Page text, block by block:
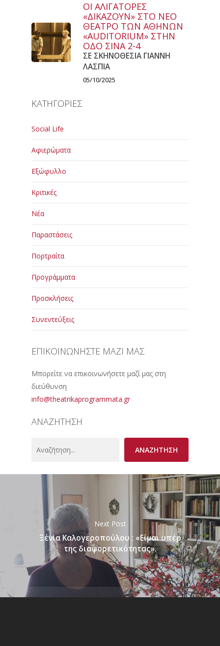
ΟΙ ΑΛΙΓΑΤΟΡΕΣ
«ΔΙΚΑΖΟΥΝ» ΣΤΟ ΝΕΟ
ΘΕΑΤΡΟ ΤΩΝ ΑΘΗΝΩΝ
«AUDITORIUM» ΣΤΗΝ
ΟΔΟ ΣΙΝΑ 2-4
ΣΕ ΣΚΗΝΟΘΕΣΙΑ ΓΙΑΝΝΗ
ΛΑΣΠΙΑ
05/10/2025
ΚΑΤΗΓΟΡΙΕΣ
Social Life
Αφιερώματα
Εξώφυλλο
Κριτικές
Νέα
Παραστάσεις
Πορτραίτα
Προγράμματα
Προσκλήσεις
Συνεντεύξεις
ΕΠΙΚΟΙΝΩΝΗΣΤΕ ΜΑΖΙ ΜΑΣ
Μπορείτε να επικοινωνήσετε μαζί μας στη
διεύθυνση
info@theatrikaprogrammata.gr
ΑΝΑΖΗΤΗΣΗ
ΑΝΑΖΗΤΗΣΗ
Next Post
Ξένια Καλογεροπούλου : «Είμαι υπέρ
της διαφορετικότητας».